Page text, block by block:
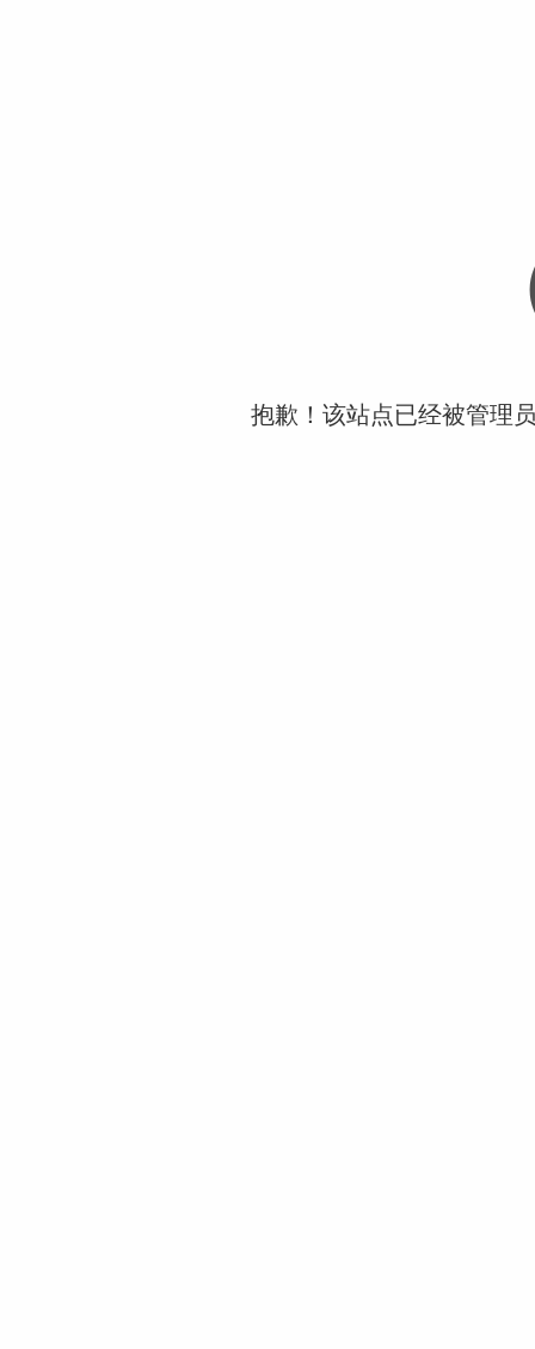
抱歉！该站点已经被管理